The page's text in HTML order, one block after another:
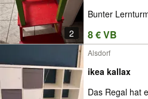
2
Bunter
8 € VB
Alsdorf
ikea kallax
Das Regal hat